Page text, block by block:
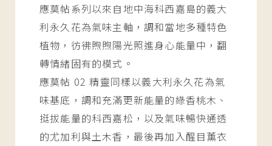
應莫帖系列以來自地中海科西嘉島的義大
利永久花為氣味主軸，調和當地多種特色
植物，彷彿煦煦陽光照進身心能量中，翻
轉情緒固有的模式。
應莫帖 02 精靈同樣以義大利永久花為氣
味基底，調和充滿更新能量的綠香桃木、
挺拔能量的科西嘉松，以及氣味暢快通透
的尤加利與土木香，最後再加入醒目薰衣